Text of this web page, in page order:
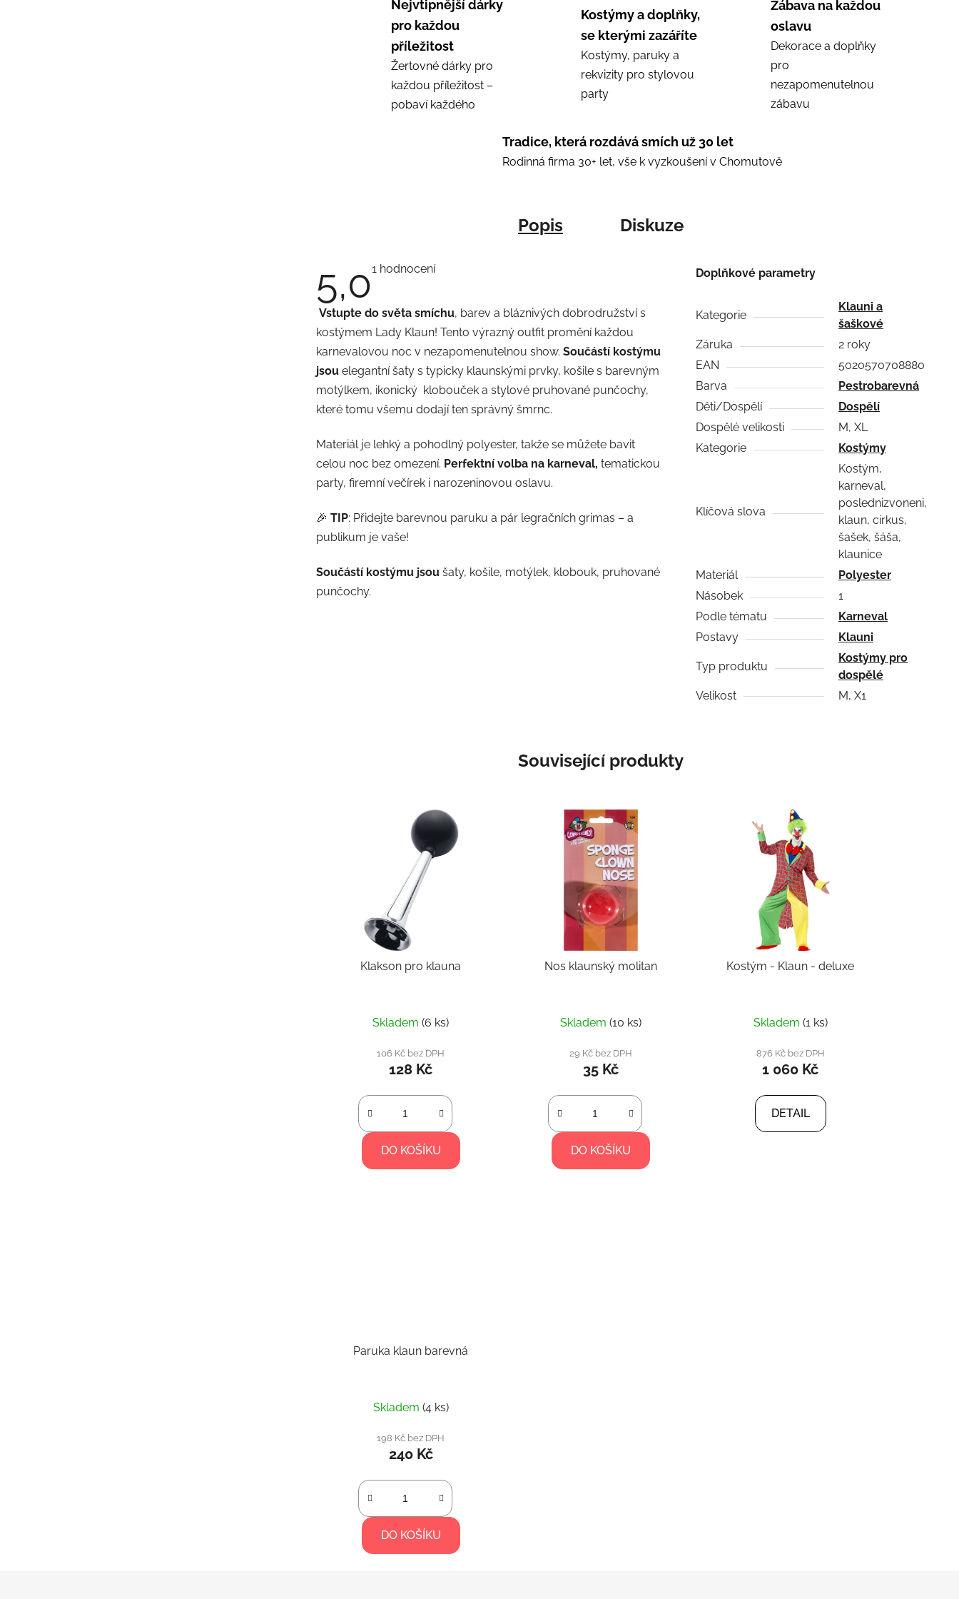
Nejvtipnější dárky
pro každou
příležitost
Žertovné dárky pro
každou příležitost –
pobaví každého
Kostýmy a doplňky,
se kterými zazáříte
Kostýmy, paruky a
rekvizity pro stylovou
party
Zábava na každou
oslavu
Dekorace a doplňky
pro
nezapomenutelnou
zábavu
Tradice, která rozdává smích už 30 let
Rodinná firma 30+ let, vše k vyzkoušení v Chomutově
Popis Diskuze
5,0Průměrné
5,0
z
5
hvězdiček.
1 hodnocení
Vstupte do světa smíchu, barev a bláznivých dobrodružství s
kostýmem Lady Klaun! Tento výrazný outfit promění každou
karnevalovou noc v nezapomenutelnou show. Součástí kostýmu
jsou elegantní šaty s typicky klaunskými prvky, košile s barevným
motýlkem, ikonický klobouček a stylové pruhované punčochy,
které tomu všemu dodají ten správný šmrnc.
Materiál je lehký a pohodlný polyester, takže se můžete bavit
celou noc bez omezení. Perfektní volba na karneval, tematickou
party, firemní večírek i narozeninovou oslavu.
🎉 TIP: Přidejte barevnou paruku a pár legračních grimas – a
publikum je vaše!
Součástí kostýmu jsou šaty, košile, motýlek, klobouk, pruhované
punčochy.
Doplňkové parametry
Kategorie
Klauni a
šaškové
Záruka
2 roky
EAN
5020570708880
Barva
Pestrobarevná
Děti/Dospělí
Dospělí
Dospělé velikosti
M, XL
Kategorie
Kostýmy
Klíčová slova
Kostým,
karneval,
poslednizvoneni,
klaun, cirkus,
šašek, šáša,
klaunice
Materiál
Polyester
Násobek
1
Podle tématu
Karneval
Postavy
Klauni
Typ produktu
Kostýmy pro
dospělé
Velikost
M, X1
Související produkty
Klakson pro klauna
Skladem(6 ks)
106 Kč bez DPH
128 Kč
DO KOŠÍKU
Nos klaunský molitan
hodnocení
produktu
je
hvězdiček.
Skladem (10 ks)
29 Kč bez DPH
35 Kč
DO KOŠÍKU
Kostým - Klaun - deluxe
Skladem (1 ks)
876 Kč bez DPH
1 060 Kč
DETAIL
Paruka klaun barevná
hodnocení
produktu
je
hvězdiček.
Skladem (4 ks)
198 Kč bez DPH
240 Kč
DO KOŠÍKU